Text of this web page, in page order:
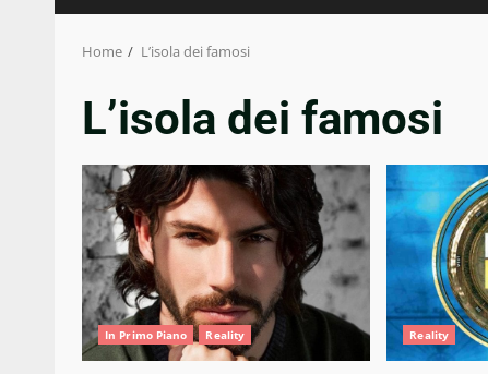
Home L’isola dei famosi
L’isola dei famosi
In Primo Piano Reality Reality